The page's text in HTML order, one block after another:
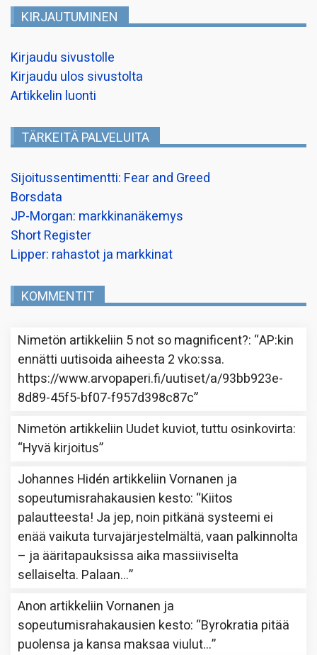
KIRJAUTUMINEN
Kirjaudu sivustolle
Kirjaudu ulos sivustolta
Artikkelin luonti
TÄRKEITÄ PALVELUITA
Sijoitussentimentti: Fear and Greed
Borsdata
JP-Morgan: markkinanäkemys
Short Register
Lipper: rahastot ja markkinat
KOMMENTIT
Nimetön artikkeliin 5 not so magnificent?: “AP:kin
ennätti uutisoida aiheesta 2 vko:ssa.
https://www.arvopaperi.fi/uutiset/a/93bb923e-
8d89-45f5-bf07-f957d398c87c”
Nimetön artikkeliin Uudet kuviot, tuttu osinkovirta:
“Hyvä kirjoitus”
Johannes Hidén artikkeliinVornanen ja
sopeutumisrahakausien kesto: “Kiitos
palautteesta! Ja jep, noin pitkänä systeemi ei
enää vaikuta turvajärjestelmältä, vaan palkinnolta
– ja ääritapauksissa aika massiiviselta
sellaiselta. Palaan…”
Anon artikkeliinVornanen ja
sopeutumisrahakausien kesto: “Byrokratia pitää
puolensa ja kansa maksaa viulut…”